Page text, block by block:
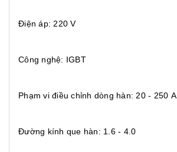
Điện áp: 220 V
Công nghệ: IGBT
Phạm vi điều chỉnh dòng hàn: 20 - 250 A
Đường kính que hàn: 1.6 - 4.0